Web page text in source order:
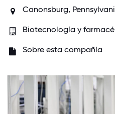
Canonsburg,
Biotecnología y
Sobre esta compañía